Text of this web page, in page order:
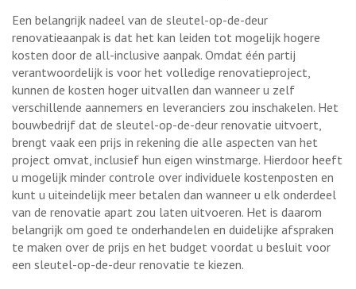
Een belangrijk nadeel van de sleutel-op-de-deur
renovatieaanpak is dat het kan leiden tot mogelijk hogere
kosten door de all-inclusive aanpak. Omdat één partij
verantwoordelijk is voor het volledige renovatieproject,
kunnen de kosten hoger uitvallen dan wanneer u zelf
verschillende aannemers en leveranciers zou inschakelen. Het
bouwbedrijf dat de sleutel-op-de-deur renovatie uitvoert,
brengt vaak een prijs in rekening die alle aspecten van het
project omvat, inclusief hun eigen winstmarge. Hierdoor heeft
u mogelijk minder controle over individuele kostenposten en
kunt u uiteindelijk meer betalen dan wanneer u elk onderdeel
van de renovatie apart zou laten uitvoeren. Het is daarom
belangrijk om goed te onderhandelen en duidelijke afspraken
te maken over de prijs en het budget voordat u besluit voor
een sleutel-op-de-deur renovatie te kiezen.